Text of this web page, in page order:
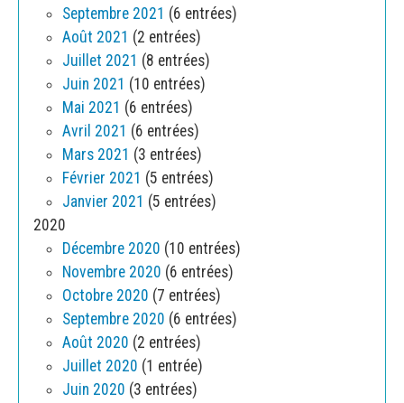
Septembre 2021 (6 entrées)
Août 2021 (2 entrées)
Juillet 2021 (8 entrées)
Juin 2021 (10 entrées)
Mai 2021 (6 entrées)
Avril 2021 (6 entrées)
Mars 2021 (3 entrées)
Février 2021 (5 entrées)
Janvier 2021 (5 entrées)
2020
Décembre 2020 (10 entrées)
Novembre 2020 (6 entrées)
Octobre 2020 (7 entrées)
Septembre 2020 (6 entrées)
Août 2020 (2 entrées)
Juillet 2020 (1 entrée)
Juin 2020 (3 entrées)